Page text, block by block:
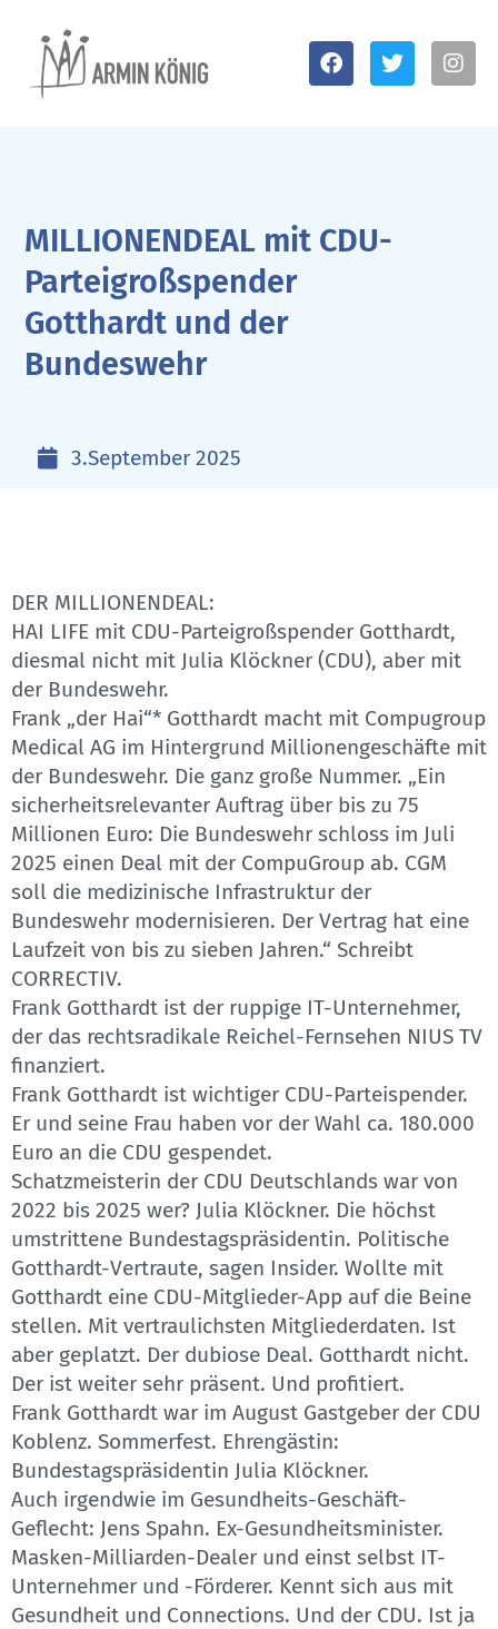
MILLIONENDEAL mit CDU-
Parteigroßspender
Gotthardt und der
Bundeswehr
3.September 2025
DER MILLIONENDEAL:
HAI LIFE mit CDU-Parteigroßspender Gotthardt,
diesmal nicht mit Julia Klöckner (CDU), aber mit
der Bundeswehr.
Frank „der Hai“* Gotthardt macht mit Compugroup
Medical AG im Hintergrund Millionengeschäfte mit
der Bundeswehr. Die ganz große Nummer. „Ein
sicherheitsrelevanter Auftrag über bis zu 75
Millionen Euro: Die Bundeswehr schloss im Juli
2025 einen Deal mit der CompuGroup ab. CGM
soll die medizinische Infrastruktur der
Bundeswehr modernisieren. Der Vertrag hat eine
Laufzeit von bis zu sieben Jahren.“ Schreibt
CORRECTIV.
Frank Gotthardt ist der ruppige IT-Unternehmer,
der das rechtsradikale Reichel-Fernsehen NIUS TV
finanziert.
Frank Gotthardt ist wichtiger CDU-Parteispender.
Er und seine Frau haben vor der Wahl ca. 180.000
Euro an die CDU gespendet.
Schatzmeisterin der CDU Deutschlands war von
2022 bis 2025 wer? Julia Klöckner. Die höchst
umstrittene Bundestagspräsidentin. Politische
Gotthardt-Vertraute, sagen Insider. Wollte mit
Gotthardt eine CDU-Mitglieder-App auf die Beine
stellen. Mit vertraulichsten Mitgliederdaten. Ist
aber geplatzt. Der dubiose Deal. Gotthardt nicht.
Der ist weiter sehr präsent. Und profitiert.
Frank Gotthardt war im August Gastgeber der CDU
Koblenz. Sommerfest. Ehrengästin:
Bundestagspräsidentin Julia Klöckner.
Auch irgendwie im Gesundheits-Geschäft-
Geflecht: Jens Spahn. Ex-Gesundheitsminister.
Masken-Milliarden-Dealer und einst selbst IT-
Unternehmer und -Förderer. Kennt sich aus mit
Gesundheit und Connections. Und der CDU. Ist ja